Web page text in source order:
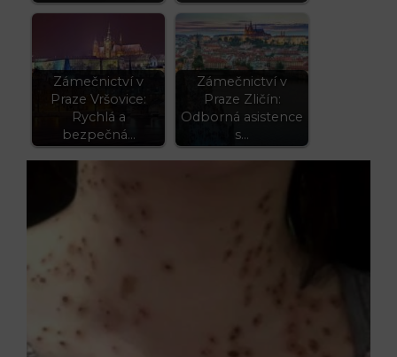
Zámečnictví v
Praze Vršovice:
Rychlá a
bezpečná…
Zámečnictví v
Praze Zličín:
Odborná asistence
s…